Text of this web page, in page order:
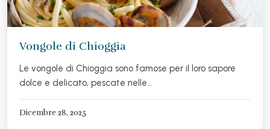
Vongole di Chioggia
Le vongole di Chioggia sono famose per il loro sapore
dolce e delicato, pescate nelle…
Dicembre 28, 2025